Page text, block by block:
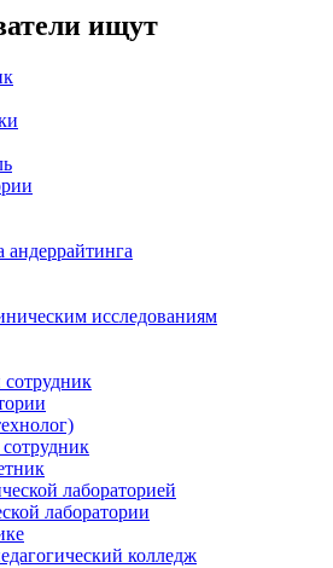
ищут
андеррайтинга
исследованиям
лабораторией
лаборатории
колледж